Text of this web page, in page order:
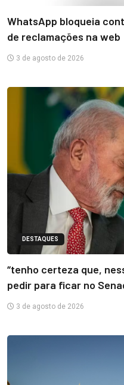
WhatsApp bloqueia
de reclamações na web
3 de agosto de 2026
DESTAQUES
“tenho certeza que,
pedir para ficar no
3 de agosto de 2026